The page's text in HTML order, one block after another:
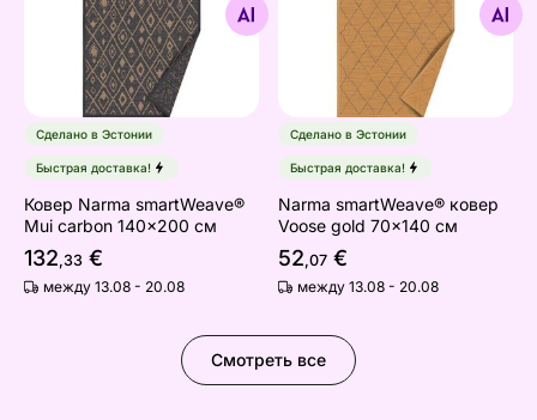
Найдите похожие
Сделано в Эстонии
Быстрая доставка!
Ковер Narma smartWeave®
Mui carbon 140x200 см
132,33 €
между 13.08 - 20.08
Найдите похожие
Сделано в Эстонии
Быстрая доставка!
Narma smartWeave® ковер
Voose gold 70x140 см
52,07 €
между 13.08 - 20.08
Смотреть все